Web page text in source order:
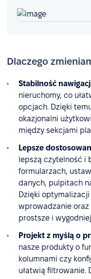
Dlaczego
Stabilność
nieruchomy, co
opcjach. Dzięki
okazjonalni
między sekcjami
Lepsze
lepszą czytelność i
formularzach,
danych, pulpitach
Dzięki
wprowadzanie
prostsze i
Projekt z myślą o
nasze produkty o
kolumnami czy
ułatwią filtrowanie.